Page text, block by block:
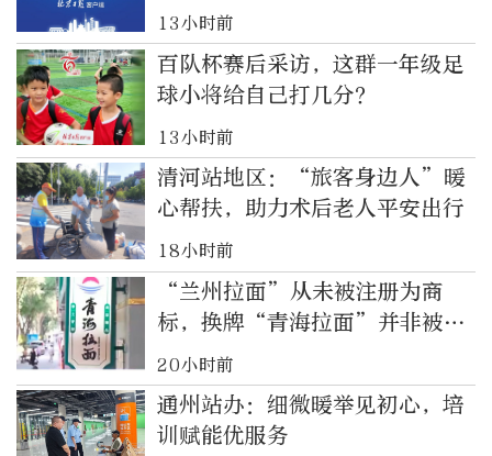
13小时前
百队杯赛后采访，这群一年级足
球小将给自己打几分？
13小时前
清河站地区：“旅客身边人”暖
心帮扶，助力术后老人平安出行
18小时前
“兰州拉面”从未被注册为商
标，换牌“青海拉面”并非被迫
改名换姓
20小时前
通州站办：细微暖举见初心，培
训赋能优服务